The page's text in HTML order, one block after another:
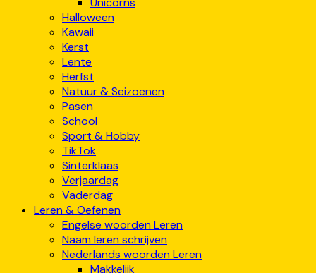
Halloween
Kawaii
Kerst
Lente
Herfst
Natuur & Seizoenen
Pasen
School
Sport & Hobby
TikTok
Sinterklaas
Verjaardag
Vaderdag
Leren & Oefenen
Engelse woorden Leren
Naam leren schrijven
Nederlands woorden Leren
Makkelijk